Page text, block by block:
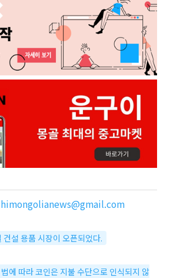
himongolianews@gmail.com
건설 용품 시장이 오픈되었다.
에 따라 코인은 지불 수단으로 인식되지 않